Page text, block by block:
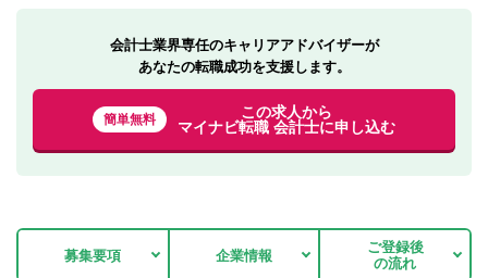
会計士業界専任のキャリアアドバイザーが
あなたの転職成功を支援します。
簡単無料
この求人から
マイナビ転職 会計士に申し込む
募集要項 企業情報
ご登録後
の流れ